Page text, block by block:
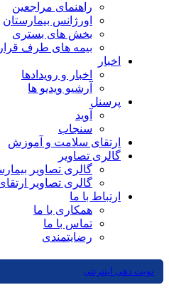
راهنمای مراجعین
اورژانس بیمارستان
بخش های بستری
بیمه های طرف
اخبار
اخبار و رویدادها
آرشیو ویدیو ها
پرسنل
آوید
سنجاب
ارتقای سلامت و آموزش
گالری تصاویر
گالری تصاویر
گالری تصاویر
ارتباط با ما
همکاری با ما
تماس با ما
رضایتمندی
نوبت دهی اینترنتی